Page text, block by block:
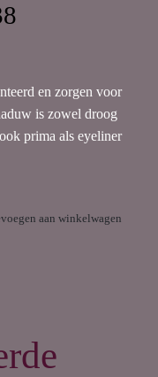
en zorgen voor
is zowel droog
prima als eyeliner
aan winkelwagen